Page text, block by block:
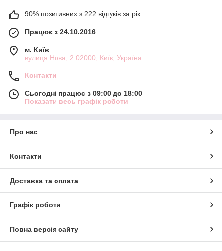
90% позитивних з 222 відгуків за рік
Працює з 24.10.2016
м. Київ
вулиця Нова, 2 02000, Київ, Україна
Контакти
Сьогодні працює з 09:00 до 18:00
Показати весь графік роботи
Про нас
Контакти
Доставка та оплата
Графік роботи
Повна версія сайту